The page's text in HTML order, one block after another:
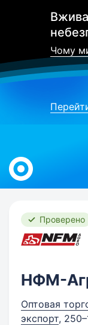
Чому
Work.ua
Проверено
НФМ-
Оптовая
экспорт,